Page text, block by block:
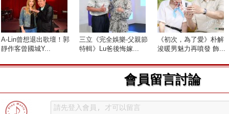
A-Lin曾想退出歌壇！郭
靜作客曾國城Y...
三立《完全娛樂-父親節
特輯》Lu爸後悔嫁...
《初次，為了愛》朴解
浚暖男魅力再噴發 飾...
會員留言討論